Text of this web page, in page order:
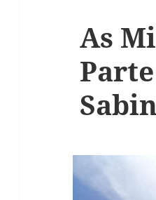
As